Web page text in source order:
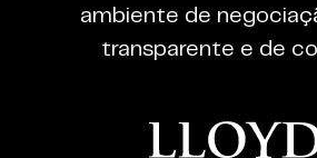
ambiente de
transparente e de